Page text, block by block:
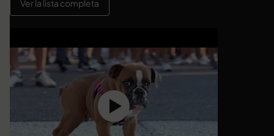
Ver la lista completa